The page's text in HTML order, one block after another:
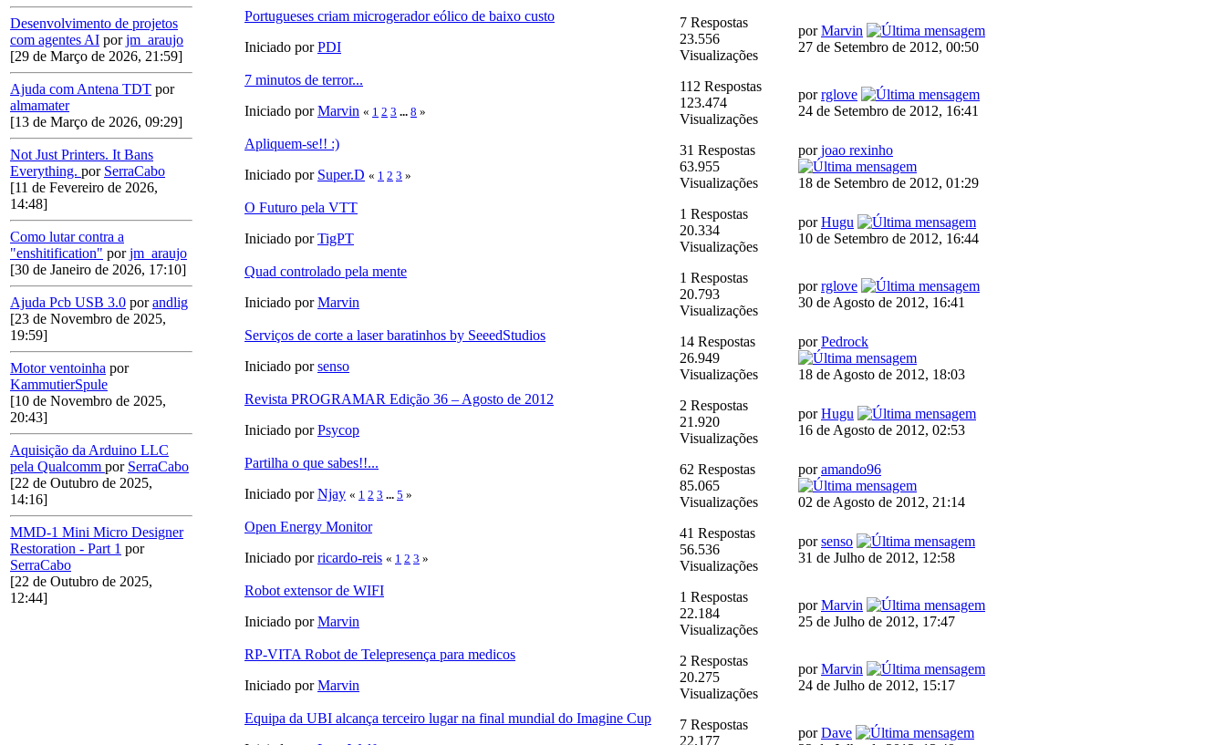
Desenvolvimento de projetos
com agentes AI porjm_araujo
[29 de Março de 2026, 21:59]
Ajuda com Antena TDT por
almamater
[13 de Março de 2026, 09:29]
Not Just Printers. It Bans
Everything. por SerraCabo
[11 de Fevereiro de 2026,
14:48]
Como lutar contra a
"enshitification" porjm_araujo
[30 de Janeiro de 2026, 17:10]
Ajuda Pcb USB 3.0 porandlig
[23 de Novembro de 2025,
19:59]
Motor ventoinha por
KammutierSpule
[10 de Novembro de 2025,
20:43]
Aquisição da Arduino LLC
pela Qualcomm por SerraCabo
[22 de Outubro de 2025,
14:16]
MMD-1 Mini Micro Designer
Restoration - Part 1 por
SerraCabo
[22 de Outubro de 2025,
12:44]
Portugueses criam microgerador eólico de baixo custo
Iniciado porPDI
7 Respostas
23.556
Visualizações
porMarvin
27 de Setembro de 2012, 00:50
7 minutos de terror...
Iniciado porMarvin « 1 2 3 ... 8 »
112 Respostas
123.474
Visualizações
porrglove
24 de Setembro de 2012, 16:41
Apliquem-se!! :)
Iniciado por Super.D « 1 2 3 »
31 Respostas
63.955
Visualizações
porjoao rexinho
18 de Setembro de 2012, 01:29
O Futuro pela VTT
Iniciado porTigPT
1 Respostas
20.334
Visualizações
porHugu
10 de Setembro de 2012, 16:44
Quad controlado pela mente
Iniciado porMarvin
1 Respostas
20.793
Visualizações
porrglove
30 de Agosto de 2012, 16:41
Serviços de corte a laser baratinhos by SeeedStudios
Iniciado porsenso
14 Respostas
26.949
Visualizações
porPedrock
18 de Agosto de 2012, 18:03
Revista PROGRAMAR Edição 36 – Agosto de 2012
Iniciado porPsycop
2 Respostas
21.920
Visualizações
porHugu
16 de Agosto de 2012, 02:53
Partilha o que sabes!!...
Iniciado porNjay « 1 2 3 ... 5 »
62 Respostas
85.065
Visualizações
poramando96
02 de Agosto de 2012, 21:14
Open Energy Monitor
Iniciado porricardo-reis « 1 2 3 »
41 Respostas
56.536
Visualizações
porsenso
31 de Julho de 2012, 12:58
Robot extensor de WIFI
Iniciado porMarvin
1 Respostas
22.184
Visualizações
porMarvin
25 de Julho de 2012, 17:47
RP-VITA Robot de Telepresença para medicos
Iniciado porMarvin
2 Respostas
20.275
Visualizações
porMarvin
24 de Julho de 2012, 15:17
Equipa da UBI alcança terceiro lugar na final mundial do Imagine Cup
7 Respostas
22.177
porDave